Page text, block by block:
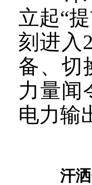
立起“
刻进入
备、切
力量闻
电力输
汗